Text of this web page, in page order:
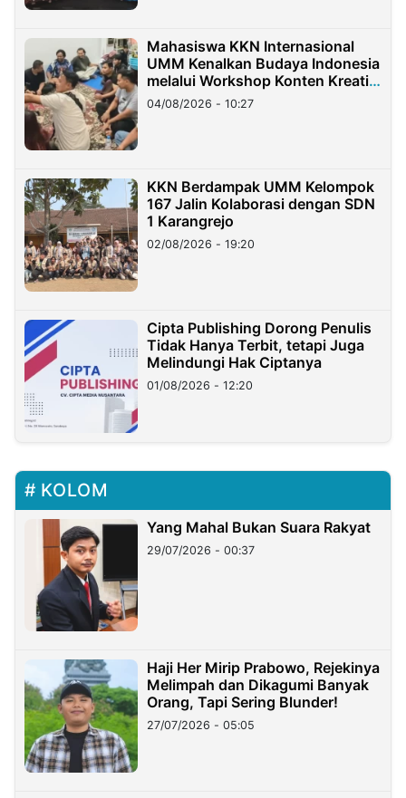
Mahasiswa KKN Internasional
UMM Kenalkan Budaya Indonesia
melalui Workshop Konten Kreatif
di Taiwan
04/08/2026 - 10:27
KKN Berdampak UMM Kelompok
167 Jalin Kolaborasi dengan SDN
1 Karangrejo
02/08/2026 - 19:20
Cipta Publishing Dorong Penulis
Tidak Hanya Terbit, tetapi Juga
Melindungi Hak Ciptanya
01/08/2026 - 12:20
KOLOM
Yang Mahal Bukan Suara Rakyat
29/07/2026 - 00:37
Haji Her Mirip Prabowo, Rejekinya
Melimpah dan Dikagumi Banyak
Orang, Tapi Sering Blunder!
27/07/2026 - 05:05